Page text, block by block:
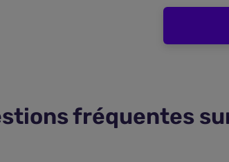
fréquentes